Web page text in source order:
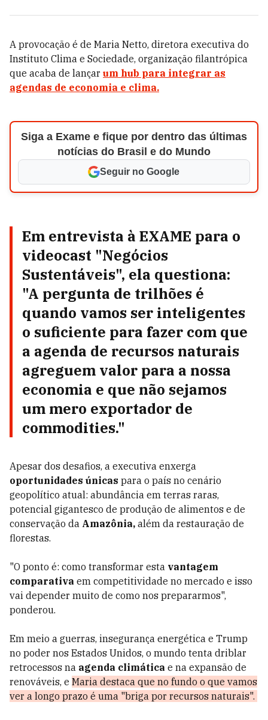
A provocação é de Maria Netto, diretora executiva do
Instituto Clima e Sociedade, organização filantrópica
que acaba de lançar um hub para integrar as
agendas de economia e clima.
Siga a Exame e fique por dentro das últimas
notícias do Brasil e do Mundo
Seguir no Google
Em entrevista à EXAME para o
videocast "Negócios
Sustentáveis", ela questiona:
"A pergunta de trilhões é
quando vamos ser inteligentes
o suficiente para fazer com que
a agenda de recursos naturais
agreguem valor para a nossa
economia e que não sejamos
um mero exportador de
commodities."
Apesar dos desafios, a executiva enxerga
oportunidades únicas para o país no cenário
geopolítico atual: abundância em terras raras,
potencial gigantesco de produção de alimentos e de
conservação da Amazônia, além da restauração de
florestas.
"O ponto é: como transformar esta vantagem
comparativa em competitividade no mercado e isso
vai depender muito de como nos prepararmos",
ponderou.
Em meio a guerras, insegurança energética e Trump
no poder nos Estados Unidos, o mundo tenta driblar
retrocessos na agenda climática e na expansão de
renováveis, e Maria destaca que no fundo o que vamos
ver a longo prazo é uma "briga por recursos naturais".